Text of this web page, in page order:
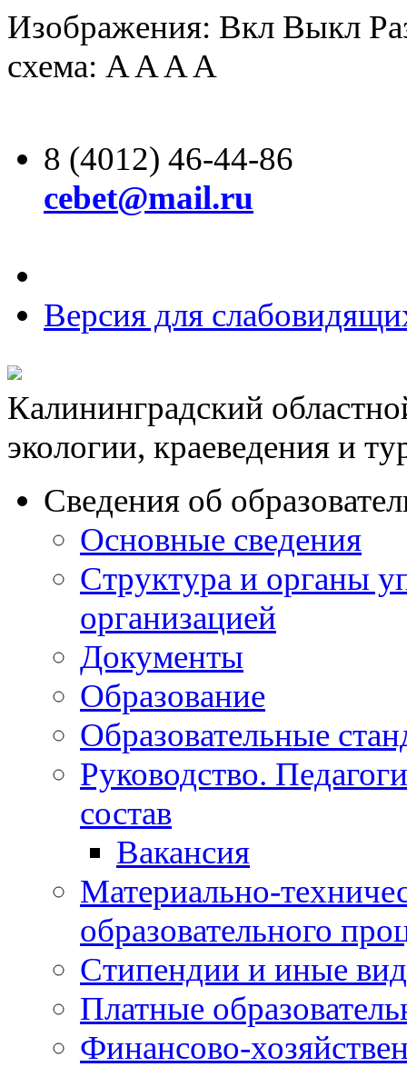
Изображения: Вкл Выкл
схема: AAAA
8 (4012) 46-44-86
cebet@mail.ru
Версия для
Калининградский
экологии, краеведения и
Сведения об
Основные сведения
Структура и органы
организацией
Документы
Образование
Образовательные
Руководство.
состав
Вакансия
Материально-
образовательного
Стипендии и иные
Платные
Финансово-